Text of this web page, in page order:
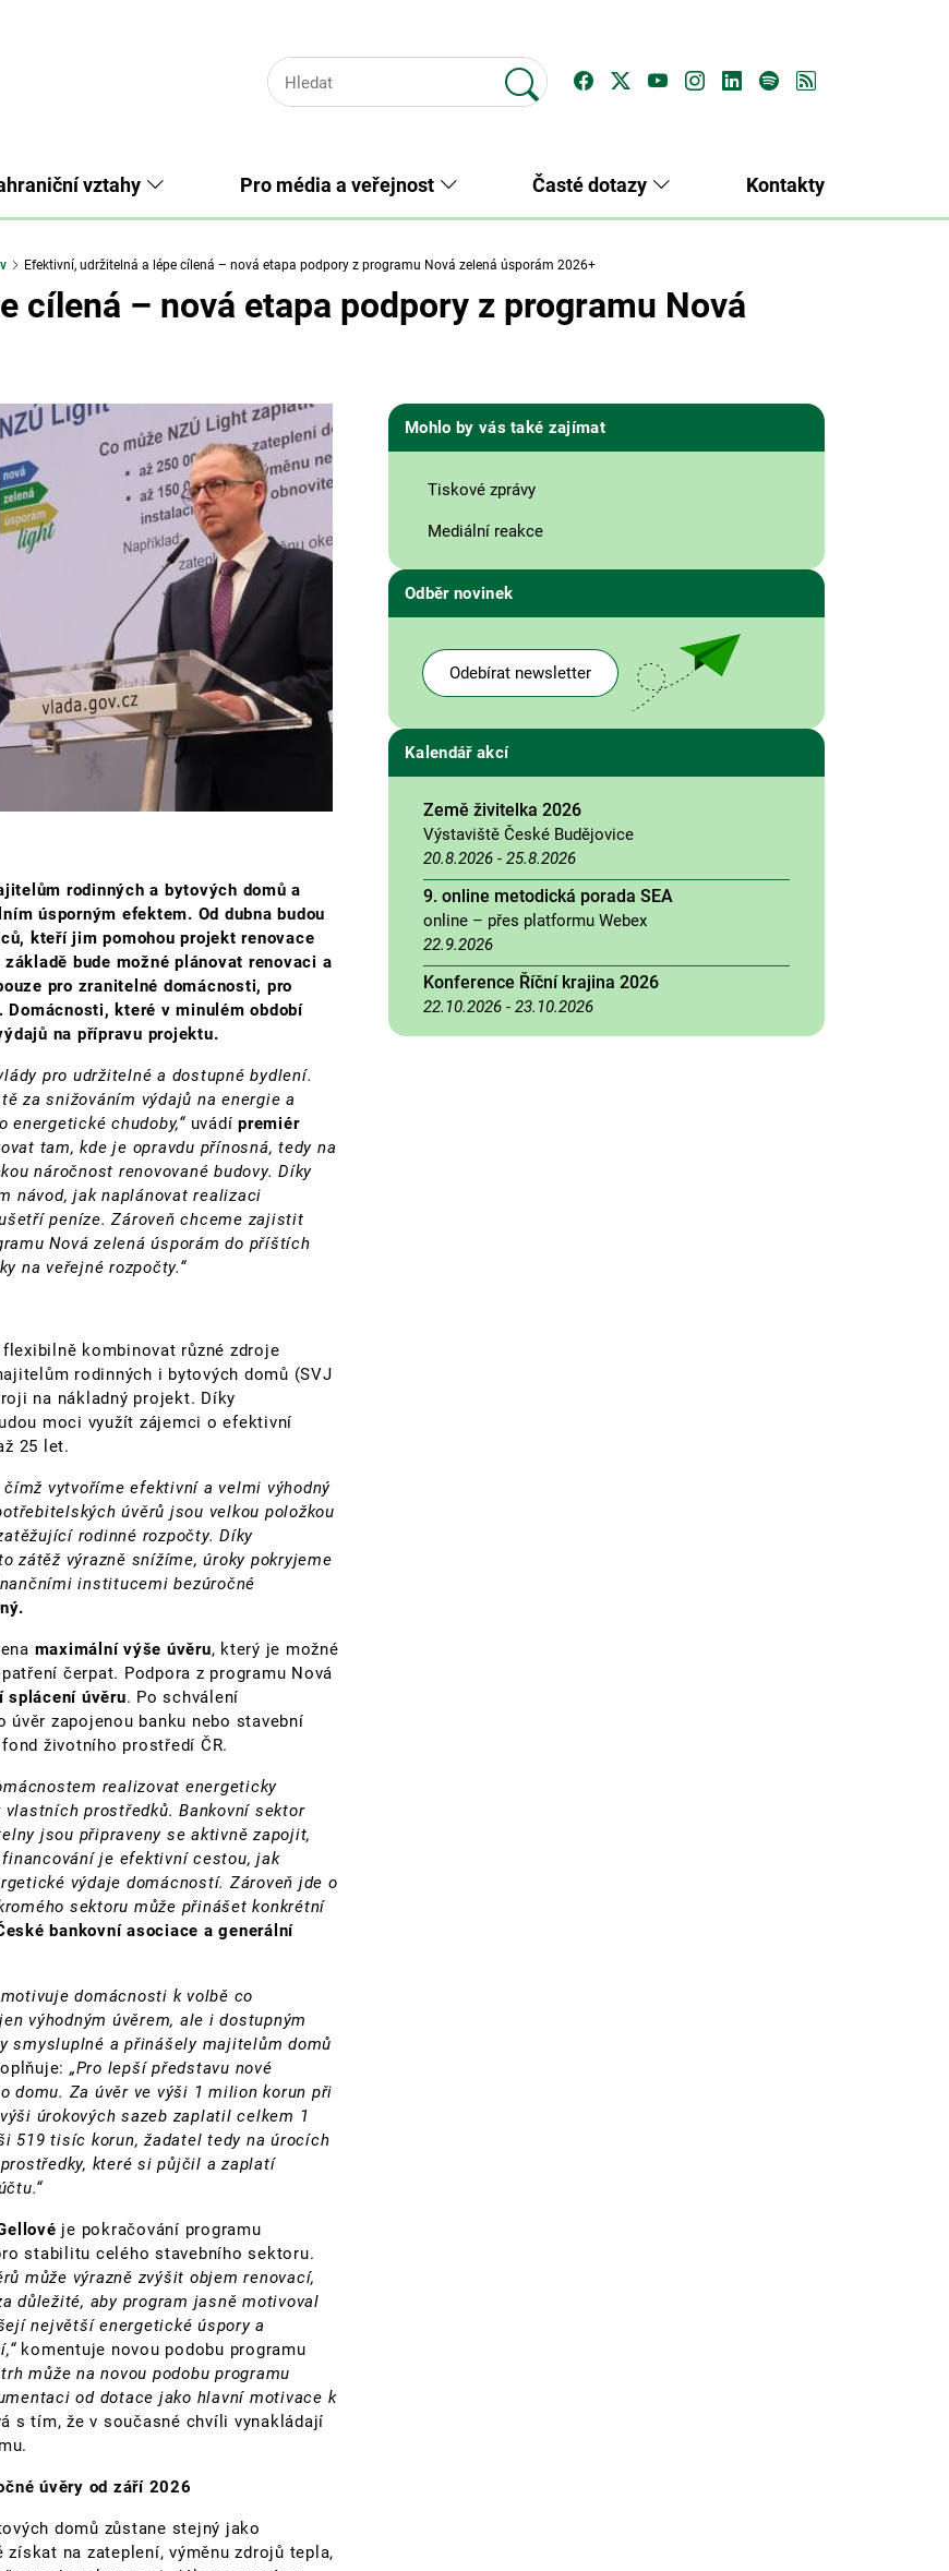
vztahy Pro média a veřejnost Časté dotazy Kontakty
Efektivní, udržitelná a lépe cílená – nová etapa podpory z programu Nová zelená úsporám 2026+
cílená – nová etapa podpory z programu Nová
rodinných a bytových domů a
úsporným efektem. Od dubna budou
kteří jim pomohou projekt renovace
bude možné plánovat renovaci a
pro zranitelné domácnosti, pro
které v minulém období
na přípravu projektu.
pro udržitelné a dostupné bydlení.
za snižováním výdajů na energie a
energetické chudoby,“ uvádí premiér
tam, kde je opravdu přínosná, tedy na
náročnost renovované budovy. Díky
návod, jak naplánovat realizaci
peníze. Zároveň chceme zajistit
Nová zelená úsporám do příštích
na veřejné rozpočty.“
kombinovat různé zdroje
rodinných i bytových domů (SVJ
na nákladný projekt. Díky
moci využít zájemci o efektivní
25 let.
vytvoříme efektivní a velmi výhodný
úvěrů jsou velkou položkou
rodinné rozpočty. Díky
zátěž výrazně snížíme, úroky pokryjeme
institucemi bezúročné
maximální výše úvěru, který je možné
čerpat. Podpora z programu Nová
splácení úvěru. Po schválení
úvěr zapojenou banku nebo stavební
životního prostředí ČR.
realizovat energeticky
prostředků. Bankovní sektor
jsou připraveny se aktivně zapojit,
je efektivní cestou, jak
výdaje domácností. Zároveň jde o
sektoru může přinášet konkrétní
bankovní asociace a generální
domácnosti k volbě co
výhodným úvěrem, ale i dostupným
smysluplné a přinášely majitelům domů
„Pro lepší představu nové
domu. Za úvěr ve výši 1 milion korun při
úrokových sazeb zaplatil celkem 1
519 tisíc korun, žadatel tedy na úrocích
které si půjčil a zaplatí
je pokračování programu
stabilitu celého stavebního sektoru.
může výrazně zvýšit objem renovací,
důležité, aby program jasně motivoval
největší energetické úspory a
komentuje novou podobu programu
může na novou podobu programu
od dotace jako hlavní motivace k
s tím, že v současné chvíli vynakládají
úvěry od září 2026
domů zůstane stejný jako
na zateplení, výměnu zdrojů tepla,
Mohlo by vás také zajímat
Tiskové zprávy
Mediální reakce
Odběr novinek
Odebírat newsletter
Kalendář akcí
Země živitelka 2026
Výstaviště České Budějovice
20.8.2026 - 25.8.2026
9. online metodická porada SEA
online – přes platformu Webex
22.9.2026
Konference Říční krajina 2026
22.10.2026 - 23.10.2026